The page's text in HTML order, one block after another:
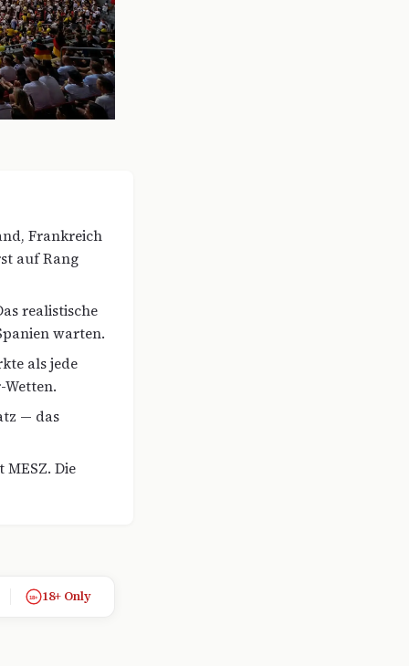
Frankreich
auf Rang
realistische
warten.
als jede
— das
Die
18+ 18+ Only